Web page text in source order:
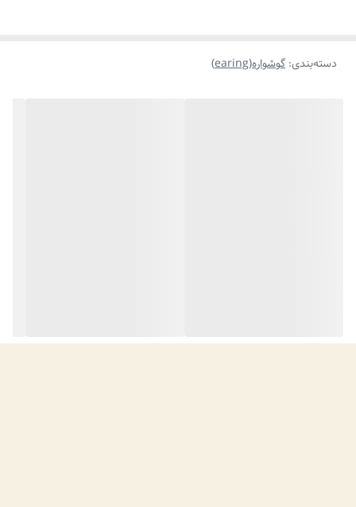
دسته‌بندی: گوشواره(earing)